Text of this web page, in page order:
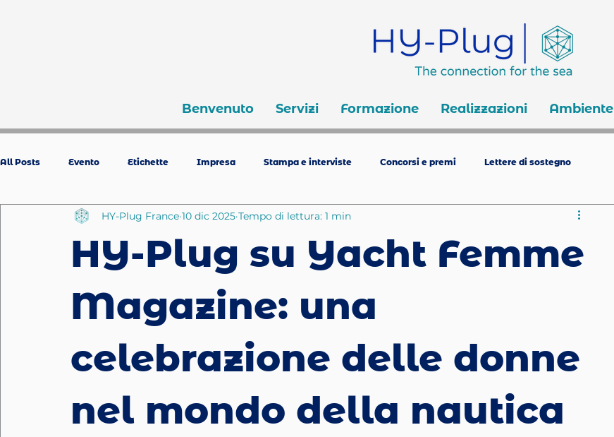
Benvenuto Servizi Formazione Realizzazioni Ambiente
All Posts Evento Etichette Impresa Stampa e interviste Concorsi e premi Lettere di sostegno
HY-Plug su Yacht Femme
Magazine: una
celebrazione delle donne
nel mondo della nautica
HY-Plug France 10 dic 2025 Tempo di lettura: 1 min